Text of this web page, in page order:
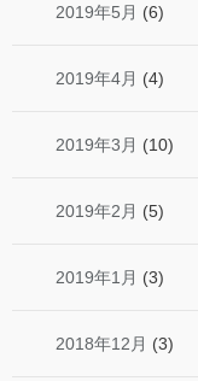
2019年5月 (6)
2019年4月 (4)
2019年3月 (10)
2019年2月 (5)
2019年1月 (3)
2018年12月 (3)